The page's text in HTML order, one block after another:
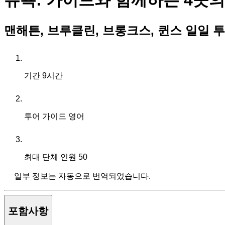
맨해튼, 브루클린, 브롱크스, 퀸스 일일
기간 9시간
투어 가이드 영어
최대 단체 인원 50
일부 정보는 자동으로 번역되었습니다.
포함사항